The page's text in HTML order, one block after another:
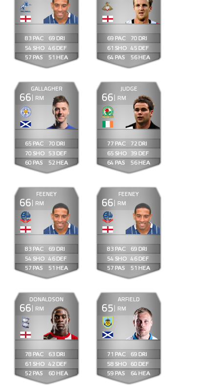
83
54
57
69
46
51
69
61
64
70
45
56
66 RM
GALLAGHER
65
70
60
70
53
52
66 RM
JUDGE
77
65
64
72
39
56
66 RM
FEENEY
83
54
57
69
46
51
66 RM
FEENEY
83
54
57
69
46
51
66 RM
DONALDSON
78
61
52
63
42
60
65 RM
ARFIELD
71
58
59
69
60
64